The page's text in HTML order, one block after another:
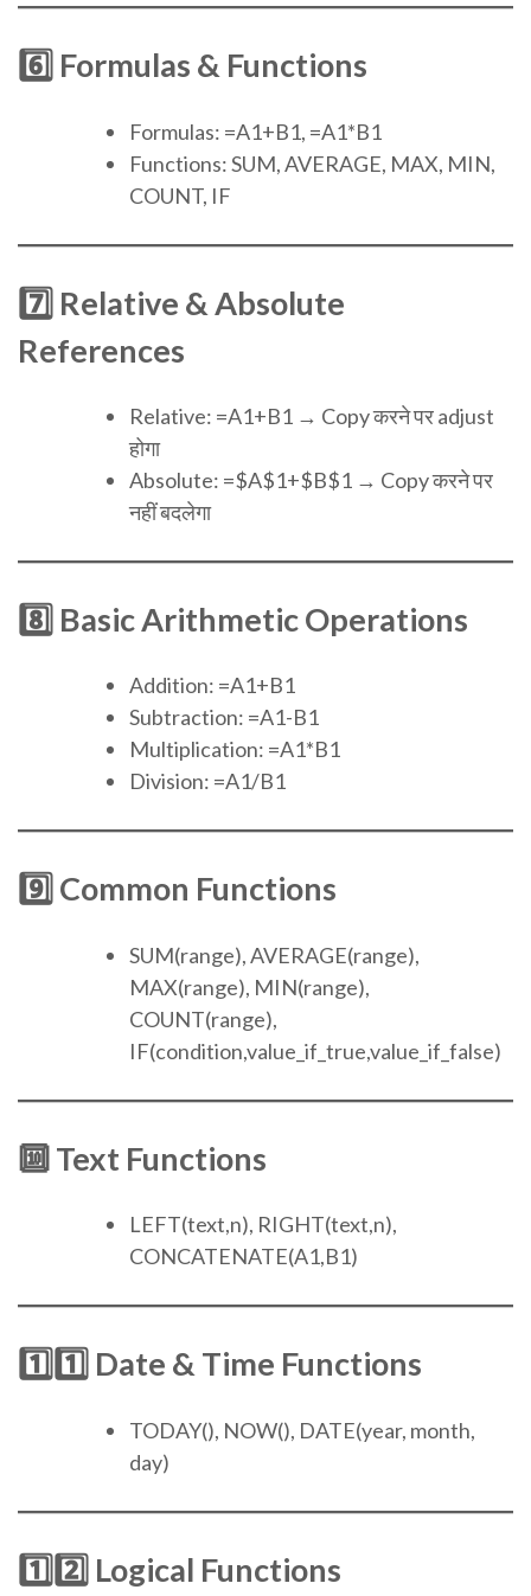
6️⃣ Formulas & Functions
Formulas: =A1+B1, =A1*B1
Functions: SUM, AVERAGE, MAX, MIN,
COUNT, IF
7️⃣ Relative & Absolute
References
Relative: =A1+B1 → Copy करने पर adjust
होगा
Absolute: =$A$1+$B$1 → Copy करने पर
नहीं बदलेगा
8️⃣ Basic Arithmetic Operations
Addition: =A1+B1
Subtraction: =A1-B1
Multiplication: =A1*B1
Division: =A1/B1
9️⃣ Common Functions
SUM(range), AVERAGE(range),
MAX(range), MIN(range),
COUNT(range),
IF(condition,value_if_true,value_if_false)
🔟 Text Functions
LEFT(text,n), RIGHT(text,n),
CONCATENATE(A1,B1)
1️⃣1️⃣ Date & Time Functions
TODAY(), NOW(), DATE(year, month,
day)
1️⃣2️⃣ Logical Functions